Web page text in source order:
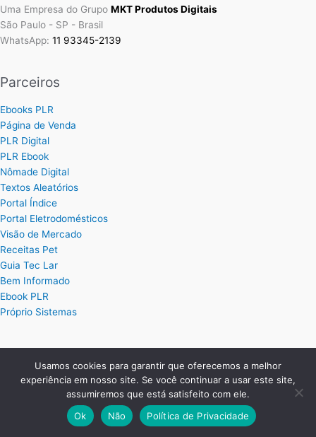
Uma Empresa do Grupo MKT Produtos Digitais
São Paulo - SP - Brasil
WhatsApp: 11 93345-2139
Parceiros
Ebooks PLR
Página de Venda
PLR Digital
PLR Ebook
Nômade Digital
Textos Aleatórios
Portal Índice
Portal Eletrodomésticos
Visão de Mercado
Receitas Pet
Guia Tec Lar
Bem Informado
Ebook PLR
Próprio Sistemas
Posts
Planilha Excel de Cálculo de Hora Extra
Planilha Excel para Plano de Cargos e Salários
Planilha de Ordem de Serviço Completa
Planilha de Controle de Treinamentos
Usamos cookies para garantir que oferecemos a melhor
experiência em nosso site. Se você continuar a usar este site,
assumiremos que está satisfeito com ele.
Ok
Não Política de Privacidade